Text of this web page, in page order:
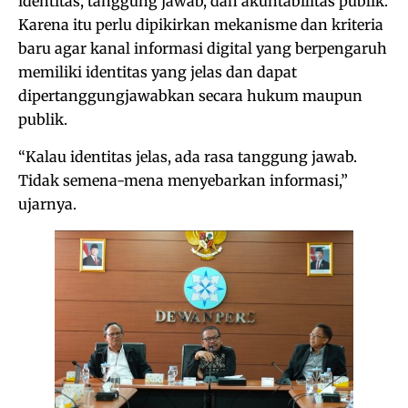
Karena itu perlu dipikirkan mekanisme dan kriteria
baru agar kanal informasi digital yang berpengaruh
memiliki identitas yang jelas dan dapat
dipertanggungjawabkan secara hukum maupun
publik.
“Kalau identitas jelas, ada rasa tanggung jawab.
Tidak semena-mena menyebarkan informasi,”
ujarnya.